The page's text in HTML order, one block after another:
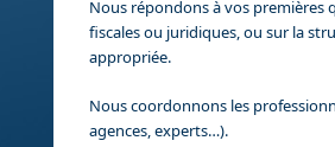
Nous répondons à vos premières
fiscales ou juridiques, ou sur la
appropriée.
Nous coordonnons les
agences, experts…).